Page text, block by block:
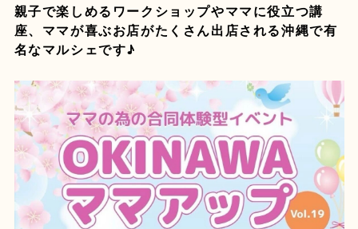
親子で楽しめるワークショップやママに役立つ講
座、ママが喜ぶお店がたくさん出店される沖縄で有
名なマルシェです♪